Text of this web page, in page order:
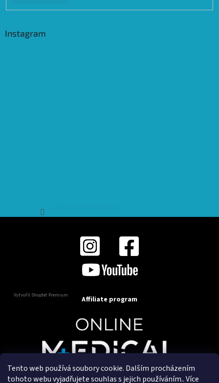
Tento web používá soubory cookie. Dalším procházením
tohoto webu vyjadřujete souhlas s jejich používáním.. Více
Instagram
Vytvořil Shoptet Premium Affiliate program
Copyright 2025OnlineMedical.cz. Všechna práva